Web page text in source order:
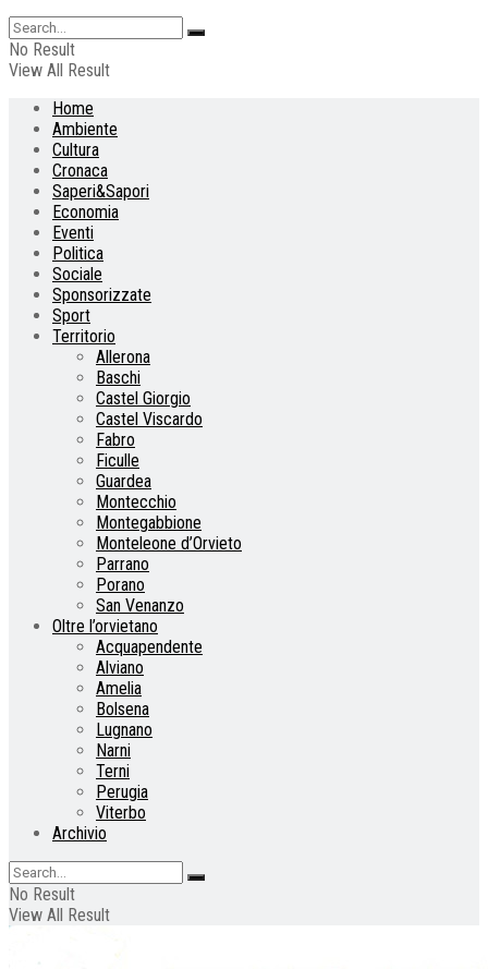
No Result
View All Result
Home
Ambiente
Cultura
Cronaca
Saperi&Sapori
Economia
Eventi
Politica
Sociale
Sponsorizzate
Sport
Territorio
Allerona
Baschi
Castel Giorgio
Castel Viscardo
Fabro
Ficulle
Guardea
Montecchio
Montegabbione
Monteleone d’Orvieto
Parrano
Porano
San Venanzo
Oltre l’orvietano
Acquapendente
Alviano
Amelia
Bolsena
Lugnano
Narni
Terni
Perugia
Viterbo
Archivio
No Result
View All Result